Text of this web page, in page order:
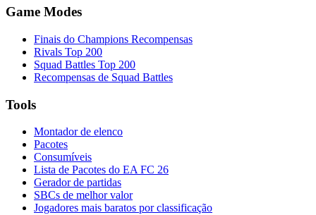
Game Modes
Finais do Champions Recompensas
Rivals Top 200
Squad Battles Top 200
Recompensas de Squad Battles
Tools
Montador de elenco
Pacotes
Consumíveis
Lista de Pacotes do EA FC 26
Gerador de partidas
SBCs de melhor valor
Jogadores mais baratos por classificação